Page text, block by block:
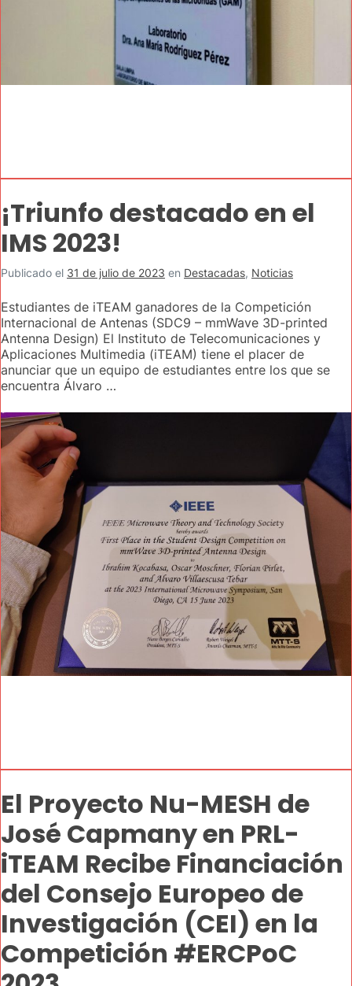
¡Triunfo destacado en el
IMS 2023!
Publicado el 31 de julio de 2023 en Destacadas, Noticias
Estudiantes de iTEAM ganadores de la Competición
Internacional de Antenas (SDC9 – mmWave 3D-printed
Antenna Design) El Instituto de Telecomunicaciones y
Aplicaciones Multimedia (iTEAM) tiene el placer de
anunciar que un equipo de estudiantes entre los que se
encuentra Álvaro …
El Proyecto Nu-MESH de
José Capmany en PRL-
iTEAM Recibe Financiación
del Consejo Europeo de
Investigación (CEI) en la
Competición #ERCPoC